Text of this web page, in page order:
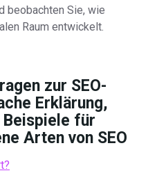
beobachten Sie, wie
Raum entwickelt.
zur SEO-
Erklärung,
Beispiele für
Arten von SEO